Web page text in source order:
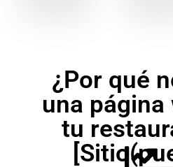
¿Por qué
una página
tu